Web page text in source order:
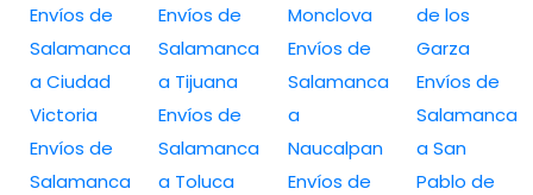
Envíos de
Salamanca
a Ciudad
Victoria
Envíos de
Salamanca
Envíos de
Salamanca
a Tijuana
Envíos de
Salamanca
a Toluca
Monclova
Envíos de
Salamanca
a
Naucalpan
Envíos de
de los
Garza
Envíos de
Salamanca
a San
Pablo de